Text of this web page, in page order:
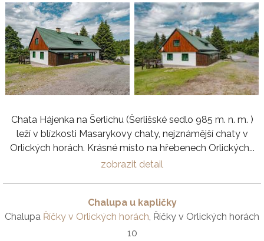
Chata Hájenka na Šerlichu (Šerlišské sedlo 985 m. n. m. )
leží v blízkosti Masarykovy chaty, nejznámější chaty v
Orlických horách. Krásné místo na hřebenech Orlických...
zobrazit detail
Chalupa u kapličky
Chalupa Říčky v Orlických horách, Říčky v Orlických horách
10